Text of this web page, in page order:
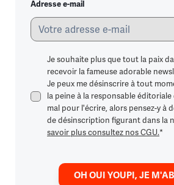
Adresse e-mail
Je souhaite plus que tout la paix
recevoir la fameuse adorable
Je peux me désinscrire à tout
la peine à la responsable
mal pour l'écrire, alors pensez-y à
de désinscription figurant dans la
savoir plus consultez nos CGU.*
OH OUI YOUPI, JE